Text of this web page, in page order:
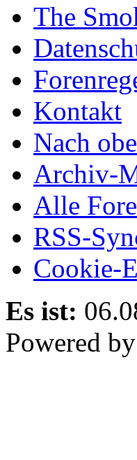
The
Kontakt
Nach
Archiv-
Alle
RSS-
Cookie-
Es ist:
Powered by